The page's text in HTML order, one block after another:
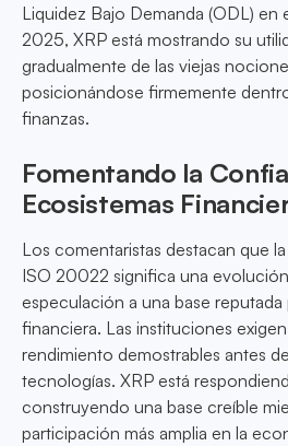
Liquidez Bajo Demanda (ODL) en
2025, XRP está mostrando su
gradualmente de las viejas
posicionándose firmemente
finanzas.
Fomentando la
Ecosistemas
Los comentaristas destacan que
ISO 20022 significa una
especulación a una base reputada
financiera. Las instituciones
rendimiento demostrables antes
tecnologías. XRP está
construyendo una base creíble
participación más amplia en la